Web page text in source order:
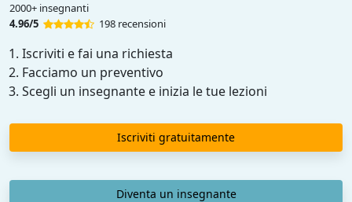
2000+ insegnanti
4.96/5
198 recensioni
Iscriviti e fai una richiesta
Facciamo un preventivo
Scegli un insegnante e inizia le tue lezioni
Iscriviti gratuitamente
Diventa un insegnante